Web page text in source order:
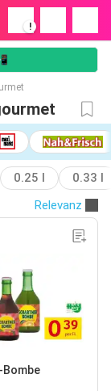
!
0.25 l
0.33 l
Relevanz